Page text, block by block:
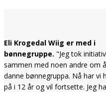
Eli Krogedal Wiig er med i
bønnegruppe. "Jeg tok initiativ
sammen med noen andre om å
danne bønnegruppa. Nå har vi
på i 12 år og vil fortsette. Jeg